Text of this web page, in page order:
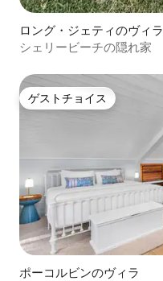
ロング・ジェティのヴィラ
シェリービーチの隠れ家
ゲストチョイス
ゲストチョイス
ポーコルビンのヴィラ